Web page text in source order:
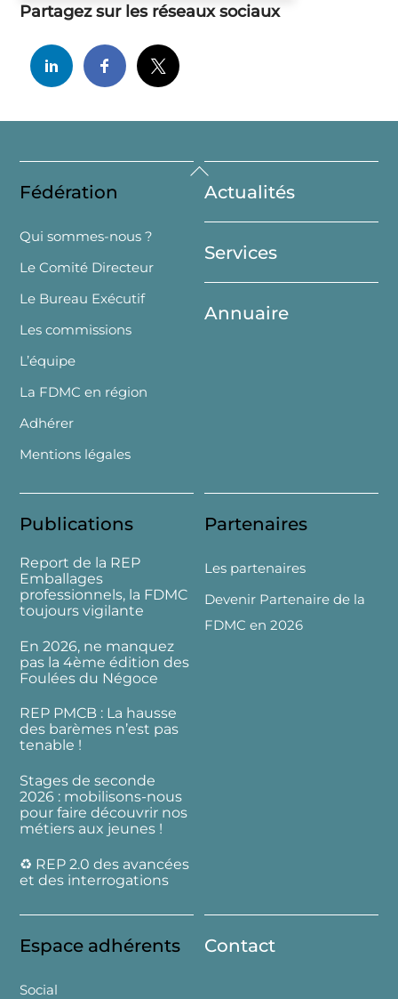
Partagez sur les réseaux sociaux
Back
To
Top
Fédération
Qui sommes-nous ?
Le Comité Directeur
Le Bureau Exécutif
Les commissions
L’équipe
La FDMC en région
Adhérer
Mentions légales
Actualités
Services
Annuaire
Publications
Report de la REP
Emballages
professionnels, la FDMC
toujours vigilante
En 2026, ne manquez
pas la 4ème édition des
Foulées du Négoce
REP PMCB : La hausse
des barèmes n’est pas
tenable !
Stages de seconde
2026 : mobilisons-nous
pour faire découvrir nos
métiers aux jeunes !
♻️ REP 2.0 des avancées
et des interrogations
Partenaires
Les partenaires
Devenir Partenaire de la
FDMC en 2026
Espace adhérents
Social
Contact